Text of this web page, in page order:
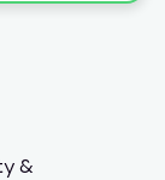
&